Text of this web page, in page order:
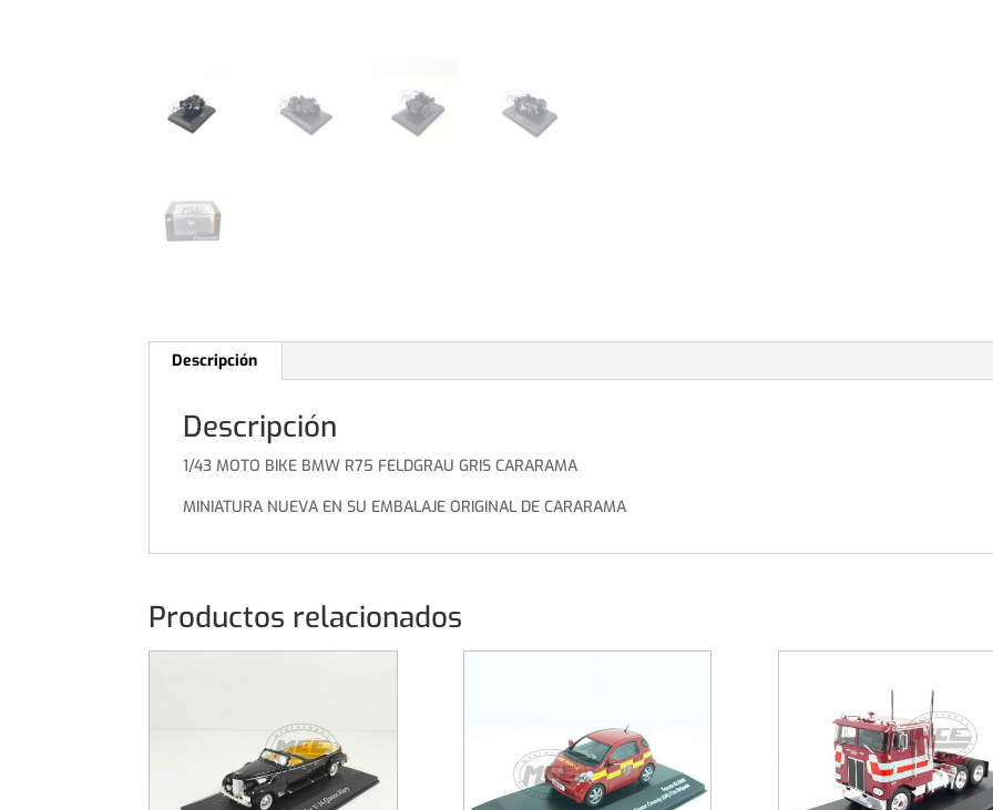
Descripción
Descripción
1/43 MOTO BIKE BMW R75 FELDGRAU GRIS CARARAMA
MINIATURA NUEVA EN SU EMBALAJE ORIGINAL DE CARARAMA
Productos relacionados